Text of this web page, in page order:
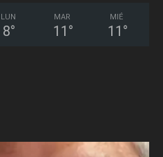
LUN
8°
MAR
11 °
MIÉ
11 °